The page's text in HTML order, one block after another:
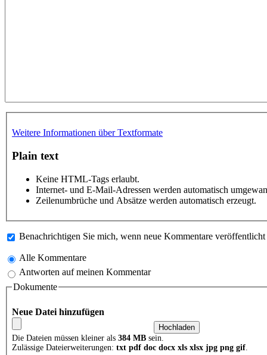
Weitere Informationen über Textformate
Plain text
Keine HTML-Tags erlaubt.
Internet- und E-Mail-Adressen werden automatisch
Zeilenumbrüche und Absätze werden automatisch erzeugt.
Benachrichtigen Sie mich, wenn neue Kommentare
Alle Kommentare
Antworten auf meinen Kommentar
Dokumente
Neue Datei hinzufügen
Die Dateien müssen kleiner als 384 MB sein.
Zulässige Dateierweiterungen: txt pdf doc docx xls xlsx jpg png gif.